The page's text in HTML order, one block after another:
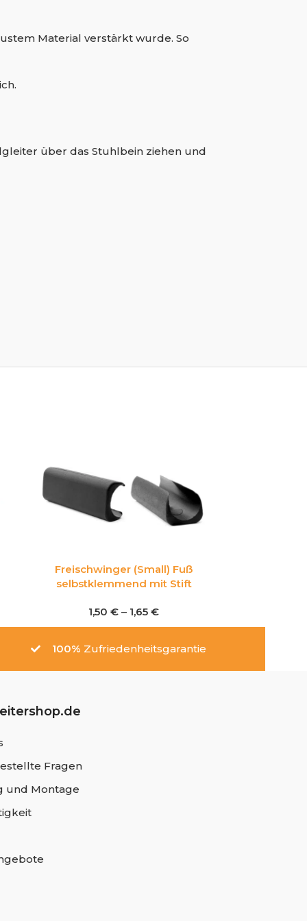
Material verstärkt wurde. So
über das Stuhlbein ziehen und
Freischwinger (Small) Fuß
selbstklemmend mit Stift
1,50€ – 1,65€
100% Zufriedenheitsgarantie
Fragen
und Montage